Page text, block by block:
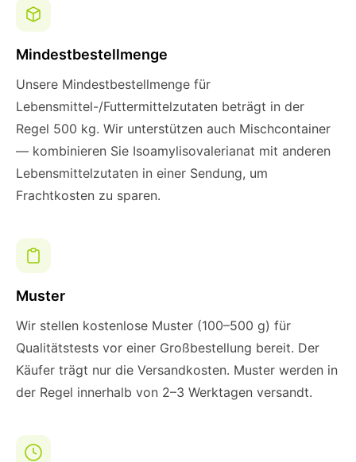
Mindestbestellmenge
Unsere Mindestbestellmenge für
Lebensmittel-/Futtermittelzutaten beträgt in der
Regel 500 kg. Wir unterstützen auch Mischcontainer
— kombinieren Sie Isoamylisovalerianat mit anderen
Lebensmittelzutaten in einer Sendung, um
Frachtkosten zu sparen.
Muster
Wir stellen kostenlose Muster (100–500 g) für
Qualitätstests vor einer Großbestellung bereit. Der
Käufer trägt nur die Versandkosten. Muster werden in
der Regel innerhalb von 2–3 Werktagen versandt.